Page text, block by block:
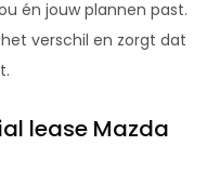
én jouw plannen past.
verschil en zorgt dat
lease Mazda